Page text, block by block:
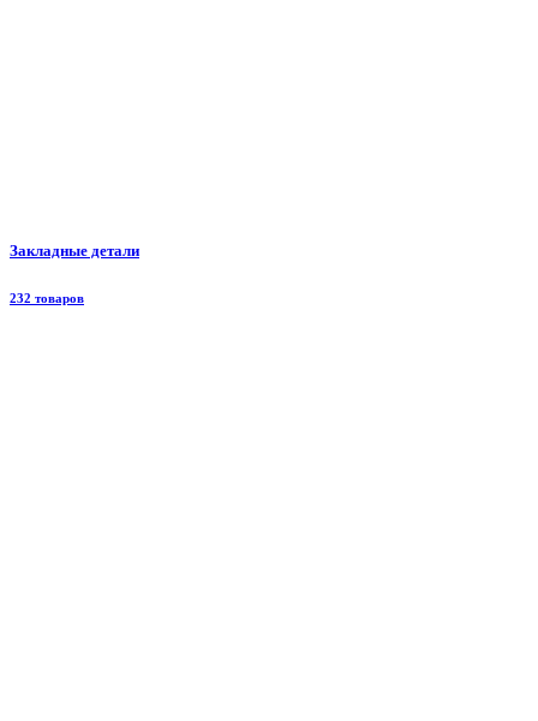
Закладные детали
232 товаров